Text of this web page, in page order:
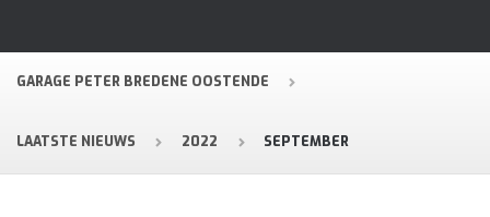
GARAGE PETER BREDENE OOSTENDE
LAATSTE NIEUWS 2022 SEPTEMBER